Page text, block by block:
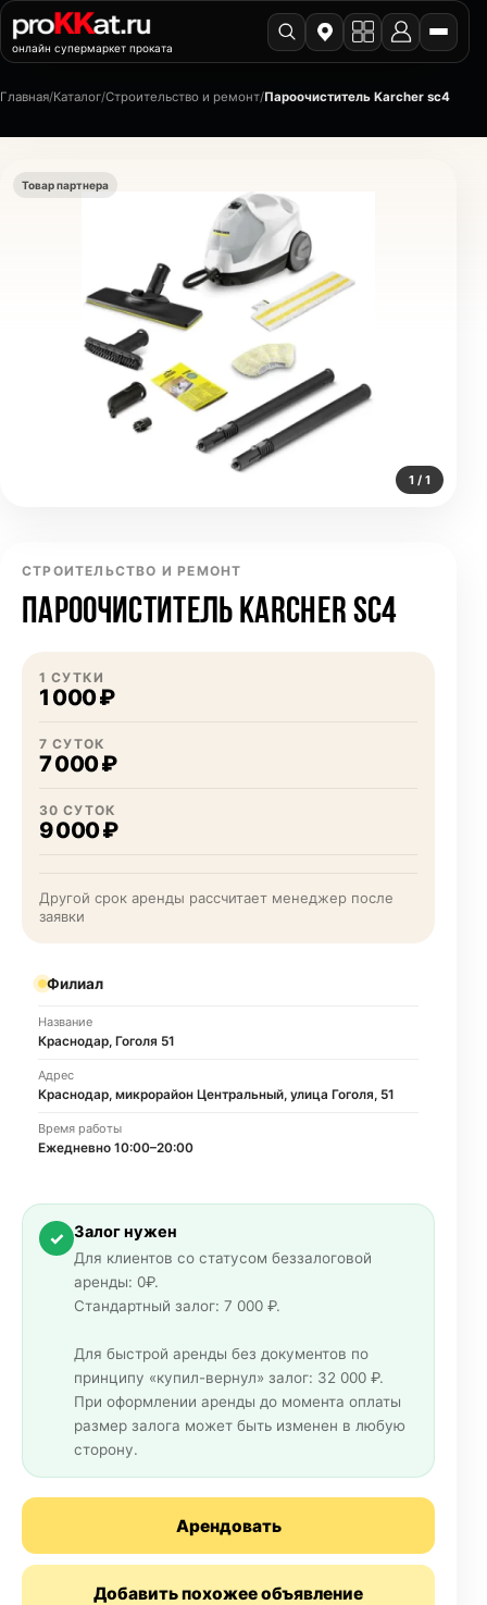
онлайн супермаркет проката
Главная/Каталог/Строительство и ремонт/Пароочиститель Karcher sc4
Товар партнера
1 / 1
СТРОИТЕЛЬСТВО И РЕМОНТ
ПАРООЧИСТИТЕЛЬ KARCHER SC4
1 СУТКИ
1 000 ₽
7 СУТОК
7 000 ₽
30 СУТОК
9 000 ₽
Другой срок аренды рассчитает менеджер после
заявки
Филиал
Название
Краснодар, Гоголя 51
Адрес
Краснодар, микрорайон Центральный, улица Гоголя, 51
Время работы
Ежедневно 10:00–20:00
✓ Залог нужен
Для клиентов со статусом беззалоговой
аренды: 0₽.
Стандартный залог: 7 000 ₽.
Для быстрой аренды без документов по
принципу «купил-вернул» залог: 32 000 ₽.
При оформлении аренды до момента оплаты
размер залога может быть изменен в любую
сторону.
Арендовать
Добавить похожее объявление